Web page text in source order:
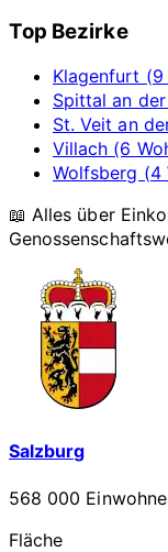
Top Bezirke
Klagenfurt (9
Spittal an
St. Veit an
Villach (6
Wolfsberg (4
📖 Alles über
Salzburg
568 000
Fläche